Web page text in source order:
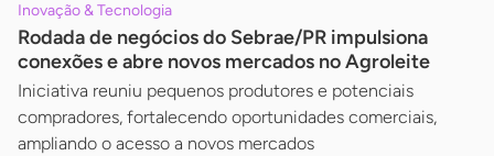
Inovação & Tecnologia
Rodada de negócios do Sebrae/PR impulsiona
conexões e abre novos mercados no Agroleite
Iniciativa reuniu pequenos produtores e potenciais
compradores, fortalecendo oportunidades comerciais,
ampliando o acesso a novos mercados